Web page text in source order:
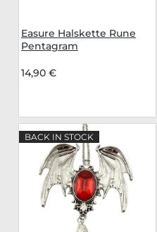
Easure Halskette Rune
Pentagram
14,90 €
BACK IN STOCK